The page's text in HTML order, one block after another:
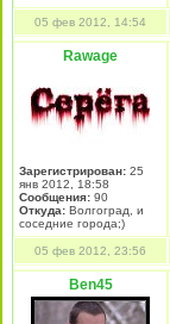
05 фев 2012, 14:54
Rawage
Зарегистрирован: 25
янв 2012, 18:58
Сообщения: 90
Откуда: Волгоград, и
соседние города;)
05 фев 2012, 23:56
Ben45